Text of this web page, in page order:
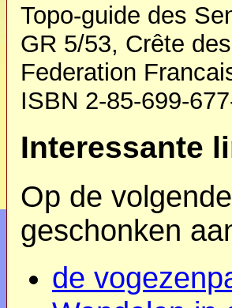
Topo-guide des
GR 5/53, Crête
Federation
ISBN 2-85-699-
Interessante
Op de
geschonken
de